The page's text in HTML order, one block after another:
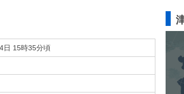
日 15時35分頃